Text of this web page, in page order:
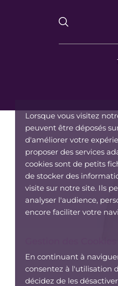
Lorsque vous visitez
peuvent être déposés
d'améliorer votre
proposer des services
cookies sont de petits
de stocker des
visite sur notre site. Ils
analyser l'audience,
encore faciliter votre
En continuant à
consentez à l'utilisation
décidez de les